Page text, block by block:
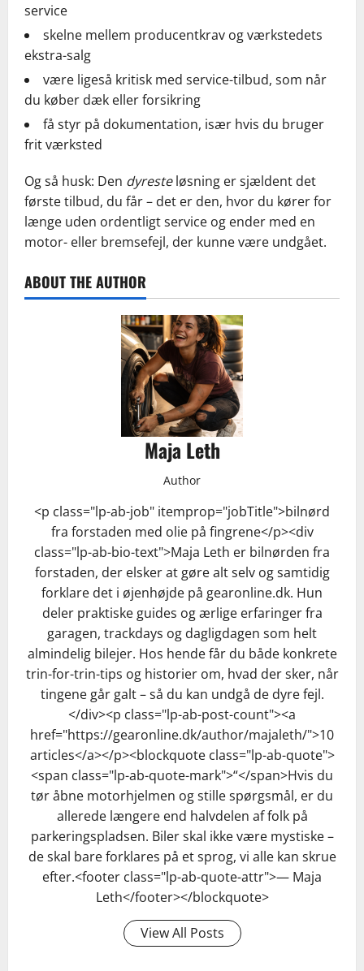
service
skelne mellem producentkrav og værkstedets
ekstra-salg
være ligeså kritisk med service-tilbud, som når
du køber dæk eller forsikring
få styr på dokumentation, især hvis du bruger
frit værksted
Og så husk: Den dyresteløsning er sjældent det
første tilbud, du får – det er den, hvor du kører for
længe uden ordentligt service og ender med en
motor- eller bremsefejl, der kunne være undgået.
ABOUT THE AUTHOR
Maja Leth
Author
<p class="lp-ab-job" itemprop="jobTitle">bilnørd
fra forstaden med olie på fingrene</p><div
class="lp-ab-bio-text">Maja Leth er bilnørden fra
forstaden, der elsker at gøre alt selv og samtidig
forklare det i øjenhøjde på gearonline.dk. Hun
deler praktiske guides og ærlige erfaringer fra
garagen, trackdays og dagligdagen som helt
almindelig bilejer. Hos hende får du både konkrete
trin-for-trin-tips og historier om, hvad der sker, når
tingene går galt – så du kan undgå de dyre fejl.
</div><p class="lp-ab-post-count"><a
href="https://gearonline.dk/author/majaleth/">10
articles</a></p><blockquote class="lp-ab-quote">
<span class="lp-ab-quote-mark">“</span>Hvis du
tør åbne motorhjelmen og stille spørgsmål, er du
allerede længere end halvdelen af folk på
parkeringspladsen. Biler skal ikke være mystiske –
de skal bare forklares på et sprog, vi alle kan skrue
efter.<footer class="lp-ab-quote-attr">— Maja
Leth</footer></blockquote>
View All Posts